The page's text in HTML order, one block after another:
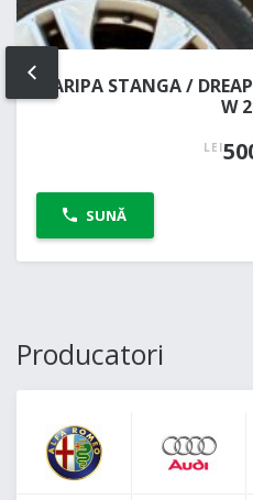
ARIPA STANGA /
W
LEI
SUNĂ
PREV
Producatori